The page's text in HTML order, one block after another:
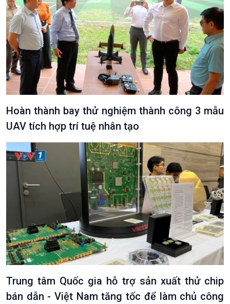
Hoàn thành bay thử nghiệm thành công 3 mẫu
UAV tích hợp trí tuệ nhân tạo
Trung tâm Quốc gia hỗ trợ sản xuất thử chip
bán dẫn - Việt Nam tăng tốc để làm chủ công